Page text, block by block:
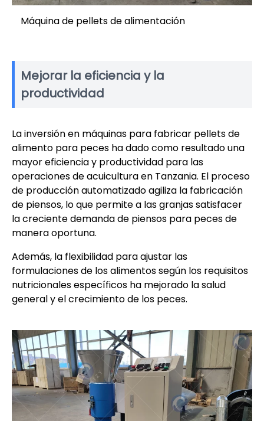
Máquina de pellets de alimentación
Mejorar la eficiencia y la
productividad
La inversión en máquinas para fabricar pellets de
alimento para peces ha dado como resultado una
mayor eficiencia y productividad para las
operaciones de acuicultura en Tanzania. El proceso
de producción automatizado agiliza la fabricación
de piensos, lo que permite a las granjas satisfacer
la creciente demanda de piensos para peces de
manera oportuna.
Además, la flexibilidad para ajustar las
formulaciones de los alimentos según los requisitos
nutricionales específicos ha mejorado la salud
general y el crecimiento de los peces.